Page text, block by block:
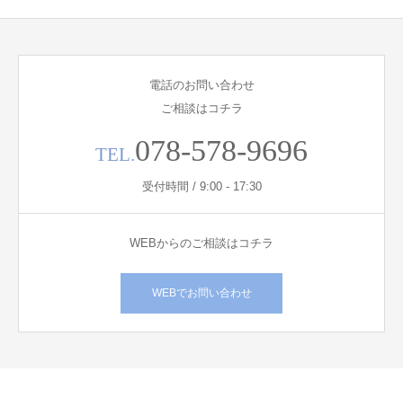
電話のお問い合わせ
ご相談はコチラ
TEL.078-578-9696
受付時間 / 9:00 - 17:30
WEBからのご相談はコチラ
WEBでお問い合わせ